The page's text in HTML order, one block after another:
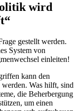
wird
gestellt werden.
System von
einleiten!
kann den
Was hilft, sind
die Beherbergung
um einen